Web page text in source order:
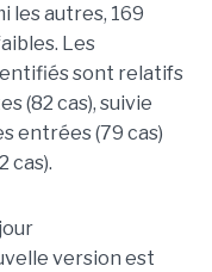
les autres, 169
Les
sont relatifs
(82 cas), suivie
entrées (79 cas)
cas).
version est